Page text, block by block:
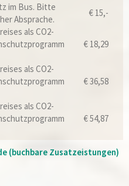
im Bus. Bitte
Absprache.
€ 15,-
als CO2-
€ 18,29
als CO2-
€ 36,58
als CO2-
€ 54,87
(buchbare Zusatzeistungen)